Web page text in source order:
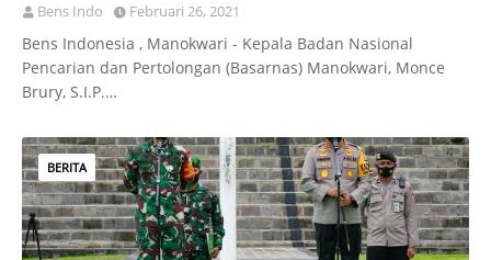
Bens Indo Februari 26, 2021
Bens Indonesia , Manokwari - Kepala Badan Nasional
Pencarian dan Pertolongan (Basarnas) Manokwari, Monce
Brury, S.I.P.…
BERITA